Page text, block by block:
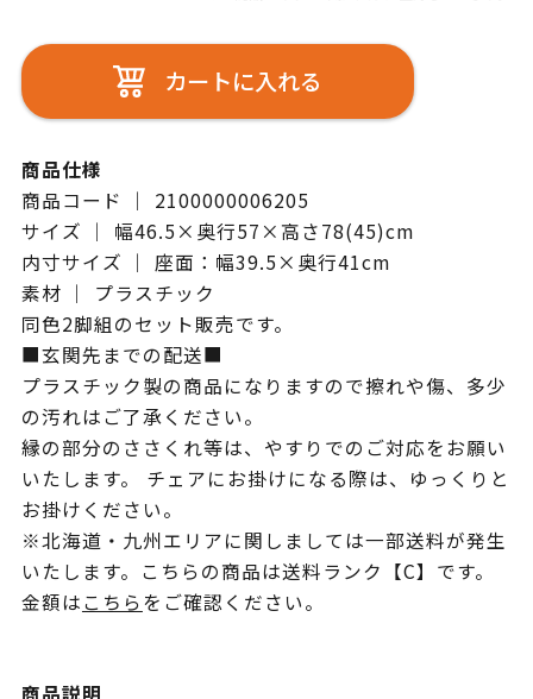
カートに入れる
商品仕様
商品コード ｜ 2100000006205
サイズ ｜ 幅46.5×奥行57×高さ78(45)cm
内寸サイズ ｜ 座面：幅39.5×奥行41cm
素材 ｜ プラスチック
同色2脚組のセット販売です。
■玄関先までの配送■
プラスチック製の商品になりますので擦れや傷、多少
の汚れはご了承ください。
縁の部分のささくれ等は、やすりでのご対応をお願い
いたします。 チェアにお掛けになる際は、ゆっくりと
お掛けください。
※北海道・九州エリアに関しましては一部送料が発生
いたします。こちらの商品は送料ランク【C】です。
金額はこちらをご確認ください。